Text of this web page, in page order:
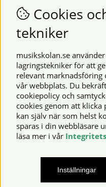
Vill du få nyheter och
Säkra
© 2026 Musikskolan. Vi
Cookies
tekniker
musikskolan.se
lagringstekniker för att
relevant marknadsföring
vår webbplats. Du
cookiepolicy och
cookies genom att klicka
kan själv när som helst
sparas i din webbläsare
läsa mer i vår
Inställningar